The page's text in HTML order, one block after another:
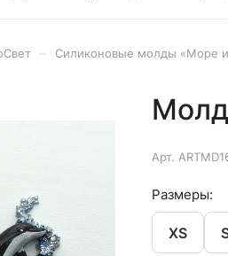
Силиконовые молды «Море
Арт.
Размеры:
XS